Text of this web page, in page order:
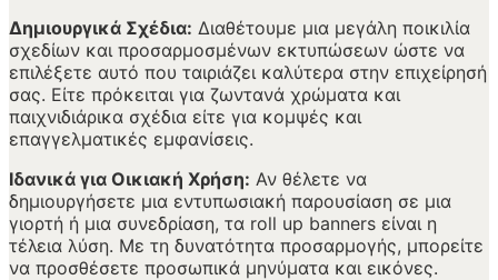
Δημιουργικά Σχέδια: Διαθέτουμε μια μεγάλη ποικιλία
σχεδίων και προσαρμοσμένων εκτυπώσεων ώστε να
επιλέξετε αυτό που ταιριάζει καλύτερα στην επιχείρησή
σας. Είτε πρόκειται για ζωντανά χρώματα και
παιχνιδιάρικα σχέδια είτε για κομψές και
επαγγελματικές εμφανίσεις.
Ιδανικά για Οικιακή Χρήση: Αν θέλετε να
δημιουργήσετε μια εντυπωσιακή παρουσίαση σε μια
γιορτή ή μια συνεδρίαση, τα roll up banners είναι η
τέλεια λύση. Με τη δυνατότητα προσαρμογής, μπορείτε
να προσθέσετε προσωπικά μηνύματα και εικόνες.